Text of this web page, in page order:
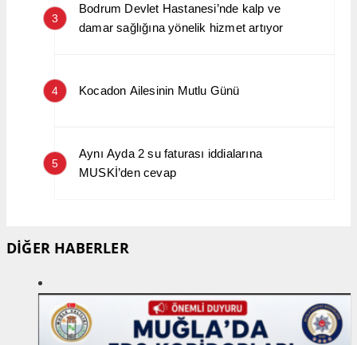
3
Bodrum Devlet Hastanesi’nde kalp ve
damar sağlığına yönelik hizmet artıyor
4 Kocadon Ailesinin Mutlu Günü
5
Aynı Ayda 2 su faturası iddialarına
MUSKİ’den cevap
DİĞER HABERLER